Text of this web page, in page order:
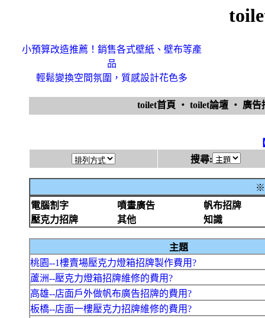
小預算改造推薦！銷售各式壁紙、壁布等產
品
輕鬆變換空間氛圍，質感設計花色多
toilet首頁 ‧ toilet論壇 ‧ 廣
搜尋:
※
電腦割字
噴畫廣告
帆布招牌
壓克力招牌
其他 知識
主題
桃園--1樓賣場壓克力燈箱招牌製作費用?
蘆洲--壓克力燈箱招牌維修的費用?
高雄--店面戶外做帆布廣告招牌的費用?
板橋--店面一樓壓克力招牌維修的費用?